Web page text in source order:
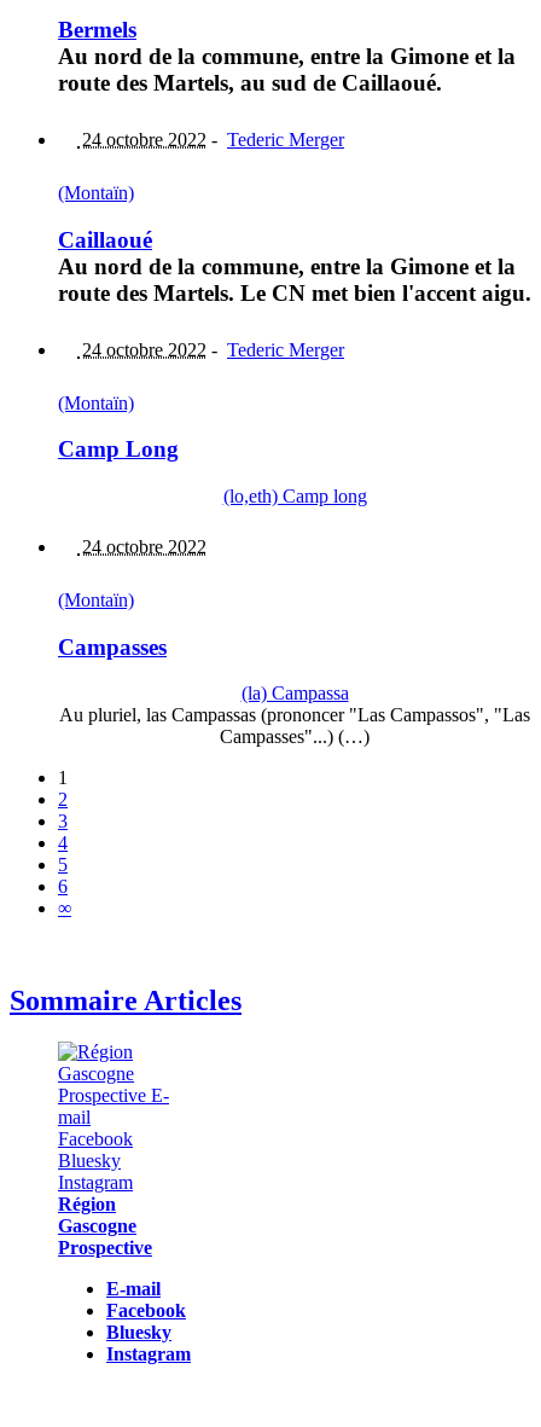
Bermels
Au nord de la commune, entre la Gimone et la
route des Martels, au sud de Caillaoué.
24 octobre 2022 - Tederic Merger
(Montaïn)
Caillaoué
Au nord de la commune, entre la Gimone et la
route des Martels. Le CN met bien l'accent aigu.
24 octobre 2022 - Tederic Merger
(Montaïn)
Camp Long
(lo,eth) Camp long
24 octobre 2022
(Montaïn)
Campasses
(la) Campassa
Au pluriel, las Campassas (prononcer "Las Campassos", "Las
Campasses"...) (…)
1
2
3
4
5
6
∞
Sommaire Articles
Région
Gascogne
Prospective
E-mail
Facebook
Bluesky
Instagram